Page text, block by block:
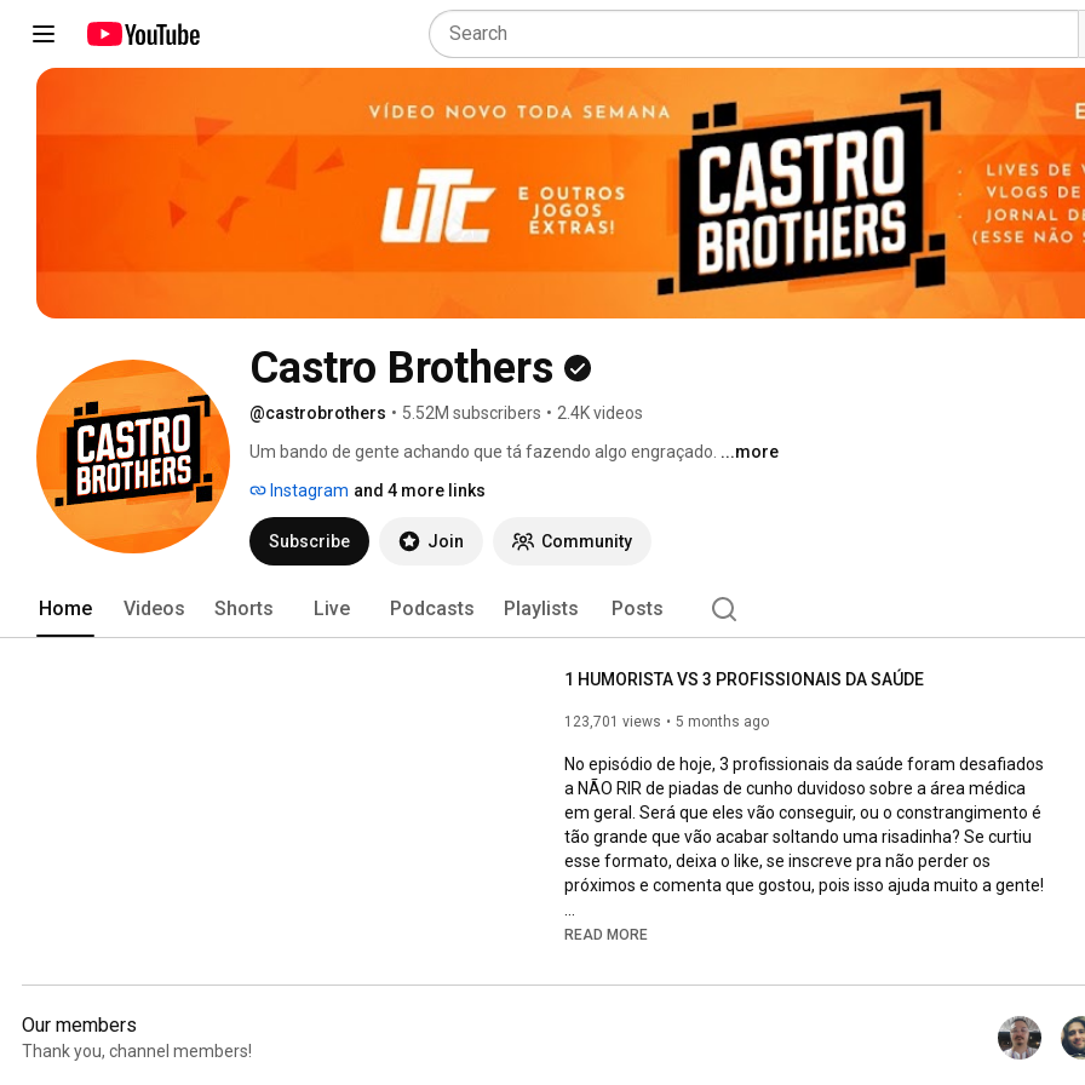
Castro Brothers
@castrobrothers • 5.52M subscribers • 2.4K videos
Um bando de gente achando que tá fazendo algo engraçado. ...more
Instagram and 4 more links
Subscribe Join Community
Home Videos Shorts Live Podcasts Playlists Posts
1 HUMORISTA VS 3 PROFISSIONAIS DA SAÚDE
123,701 views 5 months ago
No episódio de hoje, 3 profissionais da saúde foram desafiados
a NÃO RIR de piadas de cunho duvidoso sobre a área médica
em geral. Será que eles vão conseguir, ou o constrangimento é
tão grande que vão acabar soltando uma risadinha? Se curtiu
esse formato, deixa o like, se inscreve pra não perder os
próximos e comenta que gostou, pois isso ajuda muito a gente!
🏆 SEJA UM BROTHER DO CANAL CASTRO BROTHERS!
READ MORE
Our members
Thank you, channel members!